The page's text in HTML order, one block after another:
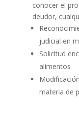
conocer el
deudor,
judicial en
Solicitud
alimentos
materia de